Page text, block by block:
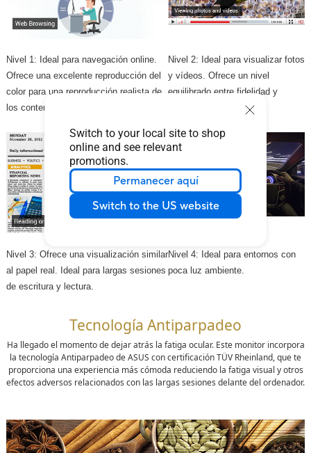
Switch to your local site to shop
online and see relevant
promotions.
Permanecer aquí
Switch to the US website
Nivel 1: Ideal para navegación online.
Ofrece una excelente reproducción del
color para una reproducción realista de
los contenidos.
Nivel 2: Ideal para visualizar fotos
y vídeos. Ofrece un nivel
equilibrado entre fidelidad y
reducción de luz azul.
Nivel 3: Ofrece una visualización similar
al papel real. Ideal para largas sesiones
de escritura y lectura.
Nivel 4: Ideal para entornos con
poca luz ambiente.
Tecnología Antiparpadeo
Ha llegado el momento de dejar atrás la fatiga ocular. Este monitor incorpora
la tecnología Antiparpadeo de ASUS con certificación TÜV Rheinland, que te
proporciona una experiencia más cómoda reduciendo la fatiga visual y otros
efectos adversos relacionados con las largas sesiones delante del ordenador.